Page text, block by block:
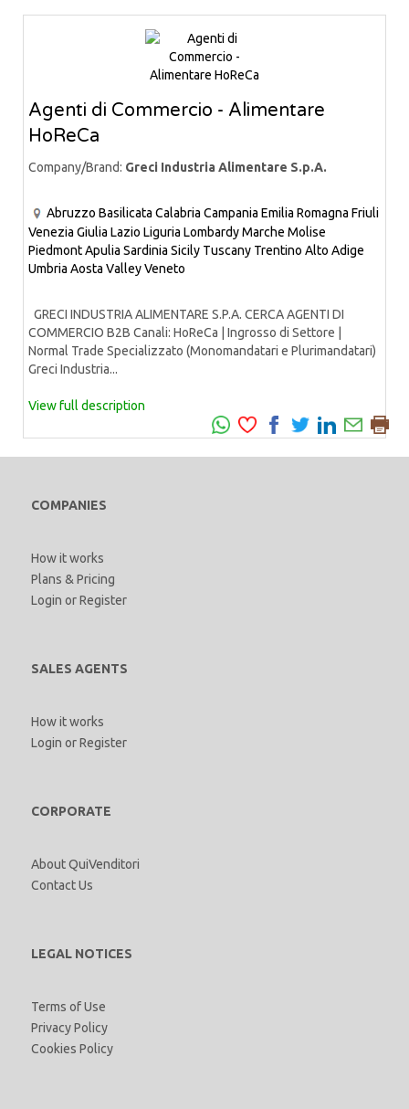
Agenti di Commercio - Alimentare
HoReCa
Company/Brand: Greci Industria Alimentare S.p.A.
Abruzzo Basilicata Calabria Campania Emilia Romagna Friuli
Venezia Giulia Lazio Liguria LombardyMarche Molise
PiedmontApulia Sardinia Sicily Tuscany Trentino Alto Adige
Umbria Aosta ValleyVeneto
GRECI INDUSTRIA ALIMENTARE S.P.A. CERCA AGENTI DI
COMMERCIO B2B Canali: HoReCa | Ingrosso di Settore |
Normal Trade Specializzato (Monomandatari e Plurimandatari)
Greci Industria...
View full description
COMPANIES
How it works
Plans & Pricing
Login orRegister
SALES AGENTS
How it works
Login orRegister
CORPORATE
About QuiVenditori
Contact Us
LEGAL NOTICES
Terms of Use
Privacy Policy
Cookies Policy